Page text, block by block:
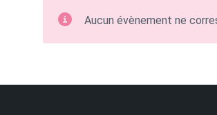
Aucun évènement ne